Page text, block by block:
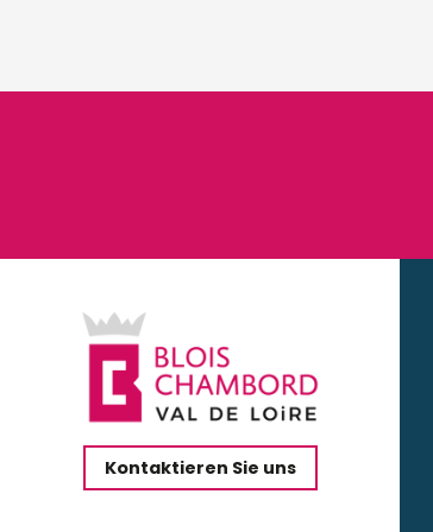
Kontaktieren Sie uns